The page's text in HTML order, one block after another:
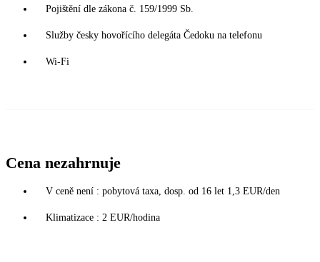
Pojištění dle zákona č. 159/1999 Sb.
Služby česky hovořícího delegáta Čedoku na telefonu
Wi-Fi
Cena nezahrnuje
V ceně není : pobytová taxa, dosp. od 16 let 1,3 EUR/den
Klimatizace : 2 EUR/hodina